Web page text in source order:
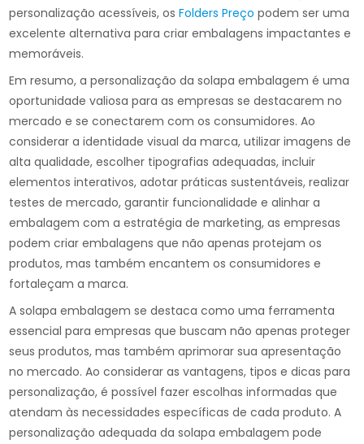
personalização acessíveis, osFolders Preço podem ser uma
excelente alternativa para criar embalagens impactantes e
memoráveis.
Em resumo, a personalização da solapa embalagem é uma
oportunidade valiosa para as empresas se destacarem no
mercado e se conectarem com os consumidores. Ao
considerar a identidade visual da marca, utilizar imagens de
alta qualidade, escolher tipografias adequadas, incluir
elementos interativos, adotar práticas sustentáveis, realizar
testes de mercado, garantir funcionalidade e alinhar a
embalagem com a estratégia de marketing, as empresas
podem criar embalagens que não apenas protejam os
produtos, mas também encantem os consumidores e
fortaleçam a marca.
A solapa embalagem se destaca como uma ferramenta
essencial para empresas que buscam não apenas proteger
seus produtos, mas também aprimorar sua apresentação
no mercado. Ao considerar as vantagens, tipos e dicas para
personalização, é possível fazer escolhas informadas que
atendam às necessidades específicas de cada produto. A
personalização adequada da solapa embalagem pode